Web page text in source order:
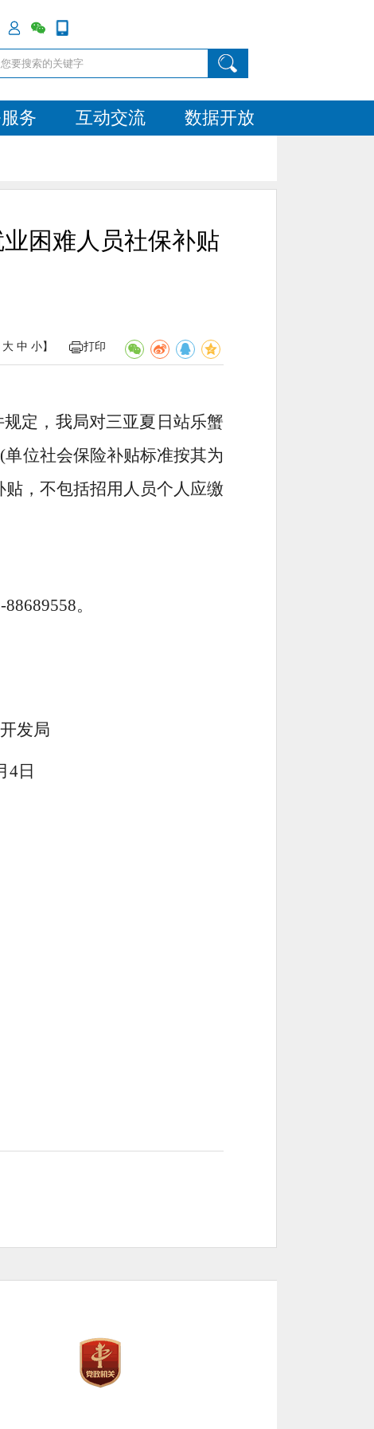
务 互动交流 数据开放
困难人员社保补贴
大 中 小】 打印
定，我局对三亚夏日站乐蟹
位社会保险补贴标准按其为
，不包括招用人员个人应缴
。
发局
4日